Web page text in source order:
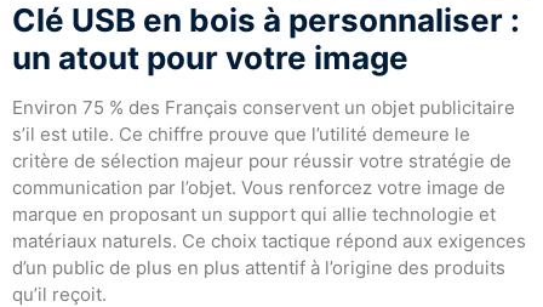
Clé USB en bois à personnaliser :
un atout pour votre image
Environ 75 % des Français conservent un objet publicitaire
s’il est utile. Ce chiffre prouve que l’utilité demeure le
critère de sélection majeur pour réussir votre stratégie de
communication par l’objet. Vous renforcez votre image de
marque en proposant un support qui allie technologie et
matériaux naturels. Ce choix tactique répond aux exigences
d’un public de plus en plus attentif à l’origine des produits
qu’il reçoit.